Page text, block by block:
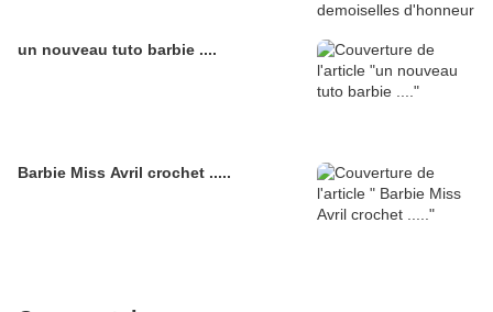
un nouveau tuto barbie ....
Barbie Miss Avril crochet .....